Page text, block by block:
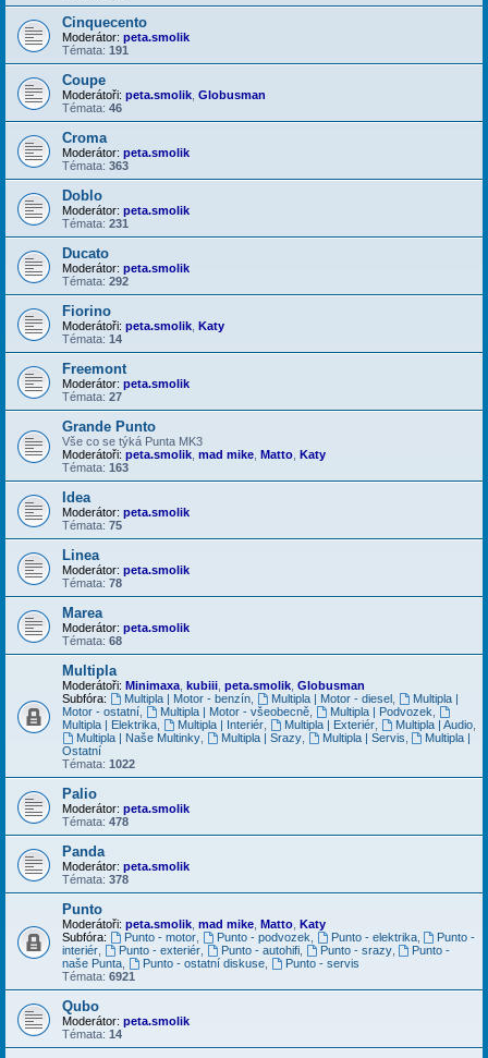
Cinquecento
Moderátor: peta.smolik
Témata: 191
Coupe
Moderátoři: peta.smolik Globusman
Témata: 46
Croma
Moderátor: peta.smolik
Témata: 363
Doblo
Moderátor: peta.smolik
Témata: 231
Ducato
Moderátor: peta.smolik
Témata: 292
Fiorino
Moderátoři: peta.smolik Katy
Témata: 14
Freemont
Moderátor: peta.smolik
Témata: 27
Grande Punto
Vše co se týká Punta MK3
Moderátoři: peta.smolik mad mike Matto Katy
Témata: 163
Idea
Moderátor: peta.smolik
Témata: 75
Linea
Moderátor: peta.smolik
Témata: 78
Marea
Moderátor: peta.smolik
Témata: 68
Multipla
Moderátoři: Minimaxa kubiii peta.smolik Globusman
Subfóra:
Multipla | Motor - benzín, Multipla | Motor - diesel,
Multipla |
Motor - ostatní
Multipla | Motor - všeobecně, Multipla | Podvozek
Multipla | Elektrika
Multipla | Interiér, Multipla | Exteriér, Multipla | Audio,
Multipla | Naše Multinky, Multipla | Srazy, Multipla | Servis
Multipla |
Ostatní
Témata: 1022
Palio
Moderátor: peta.smolik
Témata: 478
Panda
Moderátor: peta.smolik
Témata: 378
Punto
Moderátoři: peta.smolik mad mike Matto Katy
Subfóra:
Punto - motor, Punto - podvozek Punto - elektrika,
Punto -
interiér
Punto - exteriér, Punto - autohifi, Punto - srazy,
Punto -
naše Punta
Punto - ostatní diskuse,
Punto - servis
Témata: 6921
Qubo
Moderátor: peta.smolik
Témata: 14